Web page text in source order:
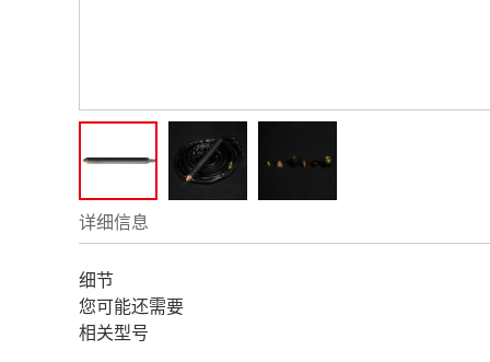
详细信息
细节
您可能还需要
相关型号